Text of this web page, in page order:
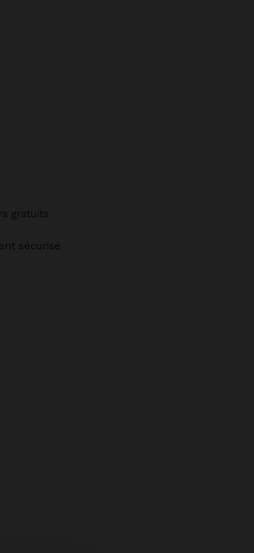
gratuits
sécurisé